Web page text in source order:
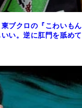
ブクロの『こわいもん
い。逆に肛門を舐めて